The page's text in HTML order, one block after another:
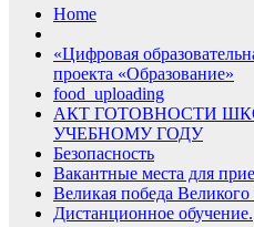
Home
«Цифровая
проекта «Образование»
food_uploading
АКТ ГОТОВНОСТИ
УЧЕБНОМУ ГОДУ
Безопасность
Вакантные места для
Великая победа Великого
Дистанционное обучение.